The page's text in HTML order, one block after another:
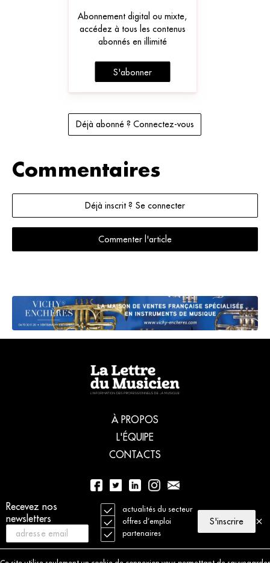
Recevez nos
newsletters
actualités du secteur
offres d’emploi
partenaires
S'inscrire
Abonnement digital ou mixte,
accédez à tous les contenus
abonnés en illimité
S'abonner
Déjà abonné ? Connectez-vous
Commentaires
Déjà inscrit ? Se connecter
Commenter l'article
À PROPOS
L'ÉQUIPE
CONTACTS
01 56 77 04 00
© 2021 La Lettre du Musicien. Tous droits réservés